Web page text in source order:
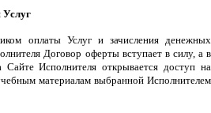
Услуг
оплаты Услуг и зачисления денежных
Договор оферты вступает в силу, а в
Сайте Исполнителя открывается доступ на
материалам выбранной Исполнителем